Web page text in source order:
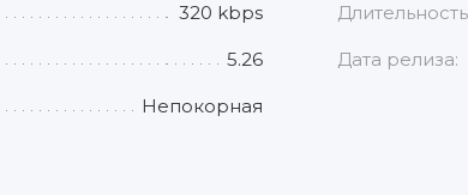
320 kbps
5.26 Дата релиза:
Непокорная